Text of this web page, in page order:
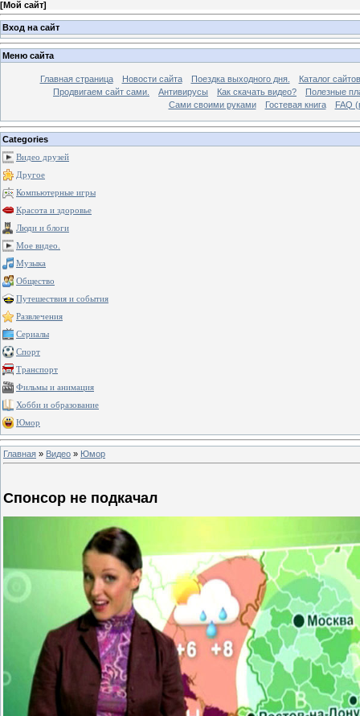
[Мой сайт]
Вход на сайт
Меню сайта
Главная страница Новости сайта Поездка выходного дня.
Каталог сайтов
Продвигаем сайт сами.
Антивирусы Как скачать видео?
Полезные
Сами своими руками
Гостевая книга FAQ
Categories
Видео друзей
Другое
Компьютерные игры
Красота и здоровье
Люди и блоги
Мое видео.
Музыка
Общество
Путешествия и события
Развлечения
Сериалы
Спорт
Транспорт
Фильмы и анимация
Хобби и образование
Юмор
Главная » Видео » Юмор
Спонсор не подкачал